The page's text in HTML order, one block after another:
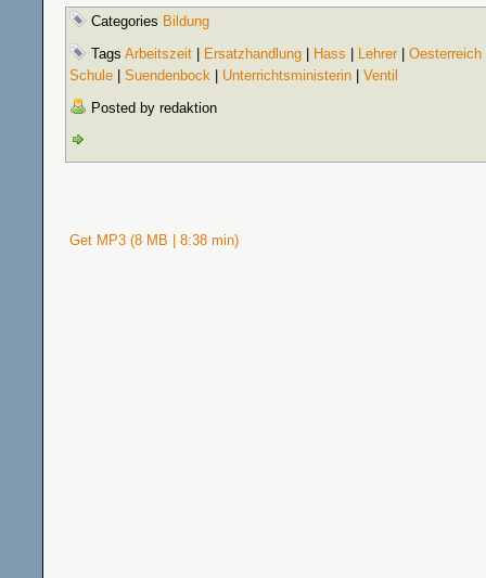
Categories Bildung
Tags Arbeitszeit Ersatzhandlung Hass Lehrer Oesterreich
Schule
Suendenbock Unterrichtsministerin
Ventil
Posted by redaktion
Get MP3 (8 MB | 8:38 min)